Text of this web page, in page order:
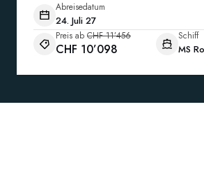
Abreisedatum
24. Juli 27
Preis ab CHF 11’456
CHF 10’098
Schiff
MS